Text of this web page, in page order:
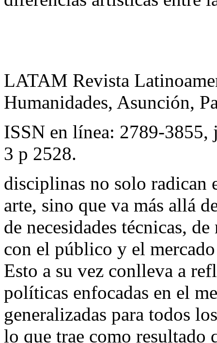
LATAM Revista
Humanidades, Asunción,
ISSN en línea: 2789-
3 p 2528.
disciplinas no solo radican
arte, sino que va más allá
de necesidades técnicas,
con el público y el
Esto a su vez conlleva a
políticas enfocadas en el
generalizadas para todos
lo que trae como resultado